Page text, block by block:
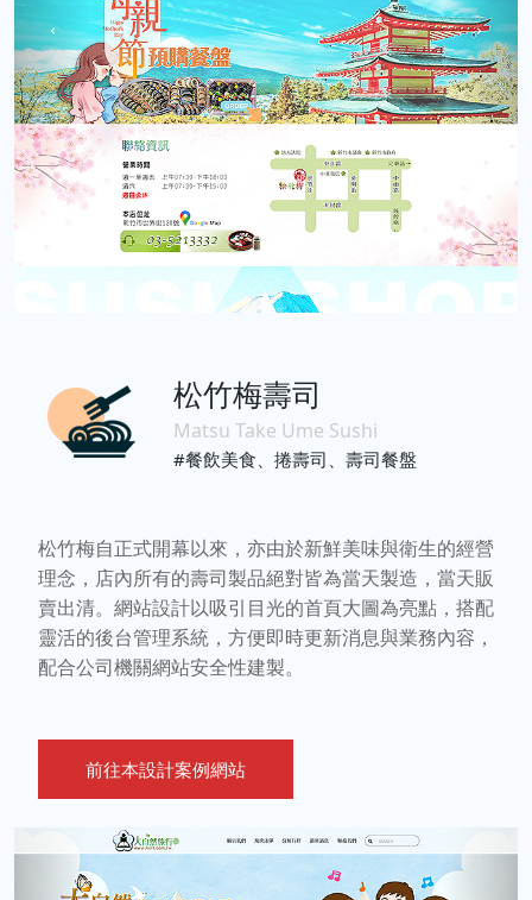
松竹梅壽司
Matsu Take Ume Sushi
#餐飲美食、捲壽司、壽司餐盤
松竹梅自正式開幕以來，亦由於新鮮美味與衛生的經營
理念，店內所有的壽司製品絕對皆為當天製造，當天販
賣出清。網站設計以吸引目光的首頁大圖為亮點，搭配
靈活的後台管理系統，方便即時更新消息與業務內容，
配合公司機關網站安全性建製。
前往本設計案例網站